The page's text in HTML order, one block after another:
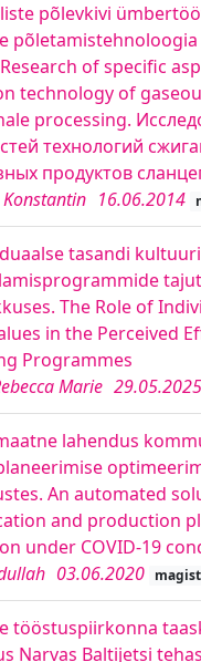
põlevkivi
of specific
technology of
processing.
технологий
продуктов
Konstantin 16.06.2014
tasandi
The Role of
in the Perceived
Programmes
Marie 29.05.2025
lahendus
An automated
and production
under COVID-19
03.06.2020
tööstuspiirkonna
Narvas Baltijetsi